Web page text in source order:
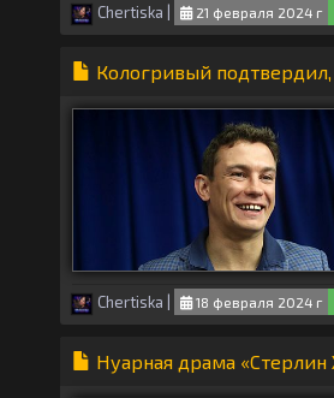
Chertiska 21 февраля 2024 г
Кологривый
Chertiska 18 февраля 2024 г
Нуарная драма